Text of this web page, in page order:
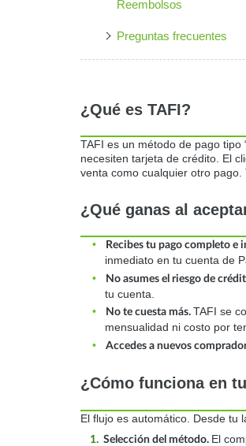
Reembolsos
Preguntas frecuentes
¿Qué es TAFI?
TAFI es un método de pago tipo
necesiten tarjeta de crédito. El
venta como cualquier otro
¿Qué ganas al
• Recibes tu pago completo e
inmediato en tu cuenta de
•
No asumes el riesgo de
tu cuenta.
•
No te cuesta más. TAFI se
mensualidad ni costo por
•
Accedes a nuevos
¿Cómo funciona en
El flujo es automático. Desde tu
1. Selección del método. El